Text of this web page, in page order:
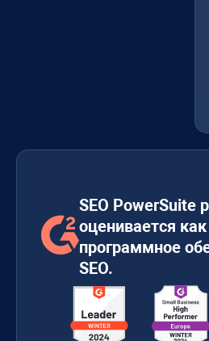
SEO PowerSuite
оценивается
программное
SEO.